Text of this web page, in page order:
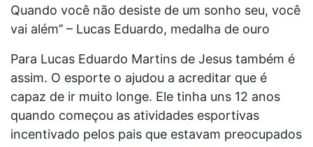
Quando você não desiste de um sonho seu, você
vai além’’ – Lucas Eduardo, medalha de ouro
Para Lucas Eduardo Martins de Jesus também é
assim. O esporte o ajudou a acreditar que é
capaz de ir muito longe. Ele tinha uns 12 anos
quando começou as atividades esportivas
incentivado pelos pais que estavam preocupados